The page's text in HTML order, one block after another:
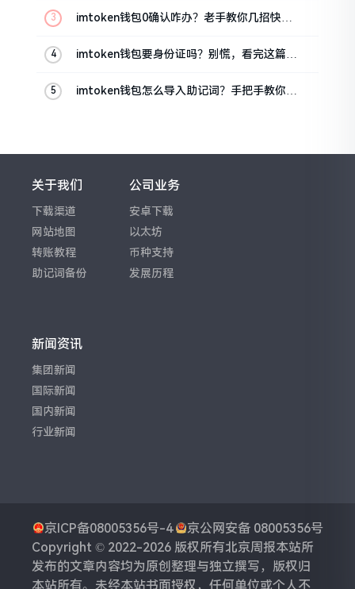
imtoken钱包0确认咋办？老手教你几招快速
imtoken钱包要身份证吗？别慌，看完这篇就
imtoken钱包怎么导入助记词？手把手教你找
关于我们
下载渠道
网站地图
转账教程
助记词备份
公司业务
安卓下载
以太坊
币种支持
发展历程
新闻资讯
集团新闻
国际新闻
国内新闻
行业新闻
京ICP备08005356号-4
京公网安备 08005356号
Copyright © 2022-2026 版权所有北京周报本站所
发布的文章内容均为原创整理与独立撰写，版权归
本站所有。未经本站书面授权，任何单位或个人不